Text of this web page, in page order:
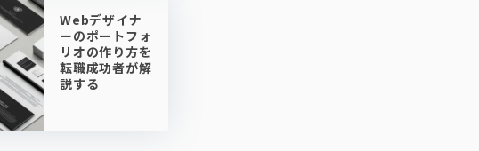
Webデザイナ
ーのポートフォ
リオの作り方を
転職成功者が解
説する